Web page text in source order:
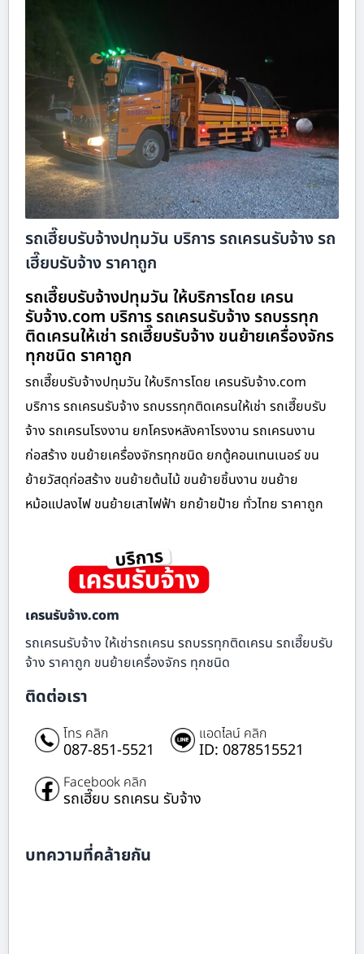
รถเฮี๊ยบรับจ้างปทุมวัน บริการ รถเครนรับจ้าง รถ
เฮี๊ยบรับจ้าง ราคาถูก
รถเฮี๊ยบรับจ้างปทุมวัน ให้บริการโดย เครน
รับจ้าง.com บริการ รถเครนรับจ้าง รถบรรทุก
ติดเครนให้เช่า รถเฮี๊ยบรับจ้าง ขนย้ายเครื่องจักร
ทุกชนิด ราคาถูก
รถเฮี๊ยบรับจ้างปทุมวัน ให้บริการโดย เครนรับจ้าง.com
บริการ รถเครนรับจ้าง รถบรรทุกติดเครนให้เช่า รถเฮี๊ยบรับ
จ้าง รถเครนโรงงาน ยกโครงหลังคาโรงงาน รถเครนงาน
ก่อสร้าง ขนย้ายเครื่องจักรทุกชนิด ยกตู้คอนเทนเนอร์ ขน
ย้ายวัสดุก่อสร้าง ขนย้ายต้นไม้ ขนย้ายชิ้นงาน ขนย้าย
หม้อแปลงไฟ ขนย้ายเสาไฟฟ้า ยกย้ายป้าย ทั่วไทย ราคาถูก
เครนรับจ้าง.com
รถเครนรับจ้าง ให้เช่ารถเครน รถบรรทุกติดเครน รถเฮี๊ยบรับ
จ้าง ราคาถูก ขนย้ายเครื่องจักร ทุกชนิด
ติดต่อเรา
โทร คลิก
087-851-5521
แอดไลน์ คลิก
ID: 0878515521
Facebook คลิก
รถเฮี๊ยบ รถเครน รับจ้าง
บทความที่คล้ายกัน